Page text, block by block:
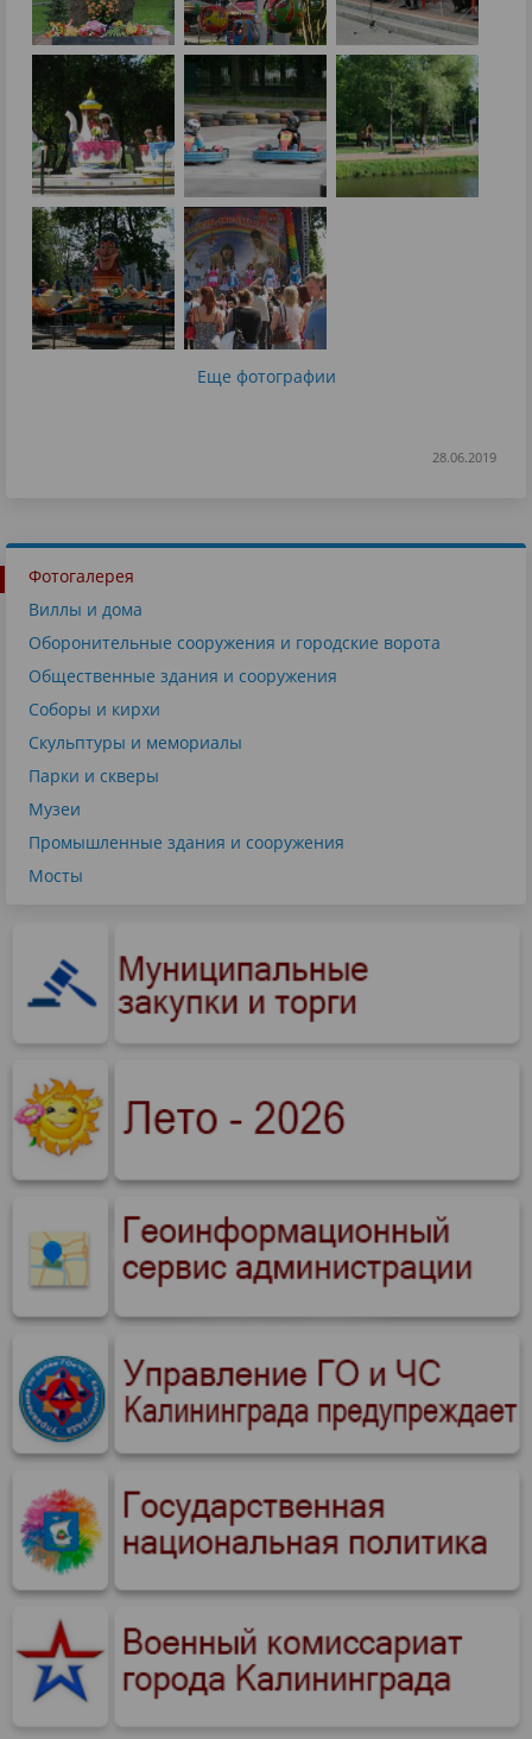
Еще фотографии
28.06.2019
Фотогалерея
Виллы и дома
Оборонительные сооружения и городские ворота
Общественные здания и сооружения
Соборы и кирхи
Скульптуры и мемориалы
Парки и скверы
Музеи
Промышленные здания и сооружения
Мосты